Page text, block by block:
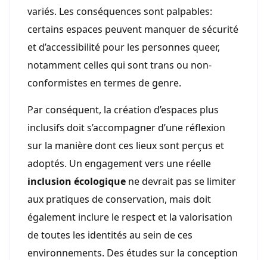
variés. Les conséquences sont palpables:
certains espaces peuvent manquer de sécurité
et d’accessibilité pour les personnes queer,
notamment celles qui sont trans ou non-
conformistes en termes de genre.
Par conséquent, la création d’espaces plus
inclusifs doit s’accompagner d’une réflexion
sur la manière dont ces lieux sont perçus et
adoptés. Un engagement vers une réelle
inclusion écologique ne devrait pas se limiter
aux pratiques de conservation, mais doit
également inclure le respect et la valorisation
de toutes les identités au sein de ces
environnements. Des études sur la conception